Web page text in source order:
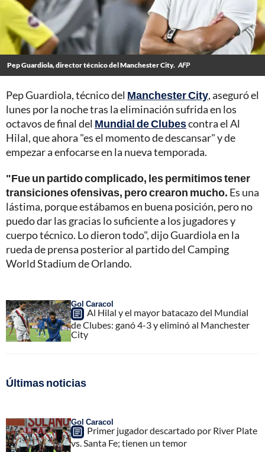
Pep Guardiola, director técnico del Manchester City. AFP
Pep Guardiola, técnico del Manchester City, aseguró el
lunes por la noche tras la eliminación sufrida en los
octavos de final del Mundial de Clubescontra el Al
Hilal, que ahora "es el momento de descansar" y de
empezar a enfocarse en la nueva temporada.
"Fue un partido complicado, les permitimos tener
transiciones ofensivas, pero crearon mucho. Es una
lástima, porque estábamos en buena posición, pero no
puedo dar las gracias lo suficiente a los jugadores y
cuerpo técnico. Lo dieron todo", dijo Guardiola en la
rueda de prensa posterior al partido del Camping
World Stadium de Orlando.
Gol Caracol
Al Hilal y el mayor batacazo del Mundial
de Clubes: ganó 4-3 y eliminó al Manchester
City
Últimas noticias
Gol Caracol
Primer jugador descartado por River Plate
vs. Santa Fe; tienen un temor